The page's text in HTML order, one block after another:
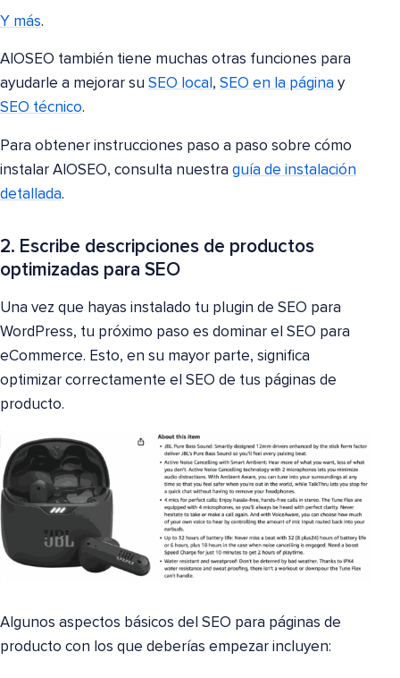
Y más.
AIOSEO también tiene muchas otras funciones para
ayudarle a mejorar su SEO local , SEO en la página y
SEO técnico.
Para obtener instrucciones paso a paso sobre cómo
instalar AIOSEO, consulta nuestra guía de instalación
detallada.
2. Escribe descripciones de productos
optimizadas para SEO
Una vez que hayas instalado tu plugin de SEO para
WordPress, tu próximo paso es dominar el SEO para
eCommerce. Esto, en su mayor parte, significa
optimizar correctamente el SEO de tus páginas de
producto.
Algunos aspectos básicos del SEO para páginas de
producto con los que deberías empezar incluyen: